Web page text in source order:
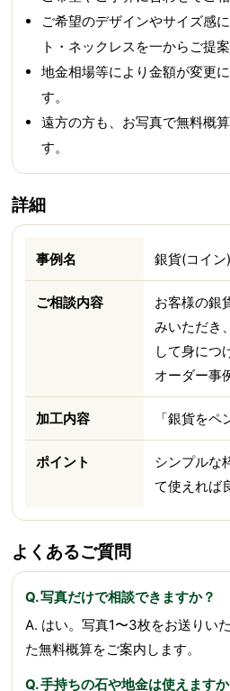
ご希望のデザインやサイズ感
ト・ネックレスを一からご提
地金相場等により金額が変更
す。
遠方の方も、お写真で無料概
す。
詳細
事例名 銀貨(コイ
ご相談内容
お客様の銀
みいただき
して身につ
オーダー事
加工内容 「銀貨をペ
ポイント
シンプルな
て使えれば
よくあるご質問
Q. 写真だけで相談できますか？
A. はい。写真1〜3枚をお送りい
た無料概算をご案内します。
Q. 手持ちの石や地金は使えますか